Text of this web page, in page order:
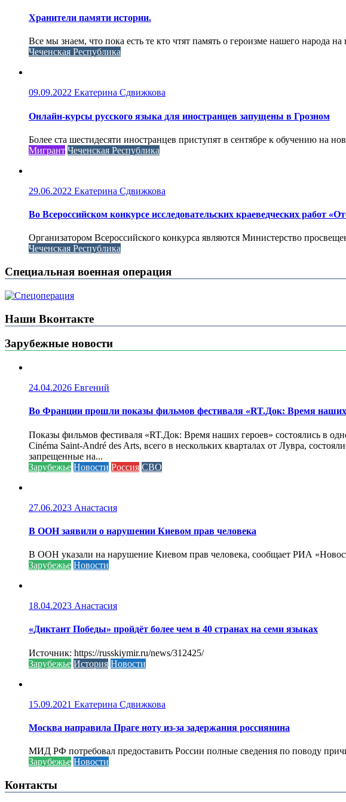
Хранители памяти истории.
Все мы знаем, что пока есть те кто чтят память о героизме нашего народа на
Чеченская Республика
09.09.2022 Екатерина Сдвижкова
Онлайн-курсы русского языка для иностранцев запущены в Грозном
Более ста шестидесяти иностранцев приступят в сентябре к обучению на
Мигрант Чеченская Республика
29.06.2022 Екатерина Сдвижкова
Во Всероссийском конкурсе исследовательских краеведческих работ
Организатором Всероссийского конкурса являются Министерство
Чеченская Республика
Специальная военная операция
Наши Вконтакте
Зарубежные новости
24.04.2026 Евгений
Во Франции прошли показы фильмов фестиваля «RT.Док: Время наших
Показы фильмов фестиваля «RT.Док: Время наших героев» состоялись в
Cinéma Saint-André des Arts, всего в нескольких кварталах от Лувра,
запрещенные на...
Зарубежье Новости Россия СВО
27.06.2023 Анастасия
В ООН заявили о нарушении Киевом прав человека
В ООН указали на нарушение Киевом прав человека, сообщает РИА
Зарубежье Новости
18.04.2023 Анастасия
«Диктант Победы» пройдёт более чем в 40 странах на семи языках
Источник: https://russkiymir.ru/news/312425/
Зарубежье История Новости
15.09.2021 Екатерина Сдвижкова
Москва направила Праге ноту из-за задержания россиянина
МИД РФ потребовал предоставить России полные сведения по поводу
Зарубежье Новости
Контакты